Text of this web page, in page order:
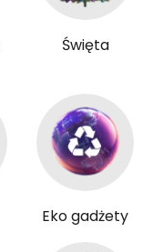
Święta
Eko gadżety